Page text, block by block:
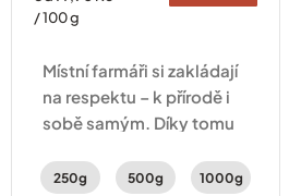
cena:
/ 100 g
Místní farmáři si zakládají
na respektu – k přírodě i
sobě samým. Díky tomu
cukrovinek, mléčné
250g 500g 1000g